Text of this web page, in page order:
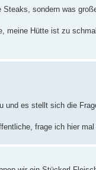
sondern was
meine Hütte ist zu
und es stellt sich die
frage ich hier